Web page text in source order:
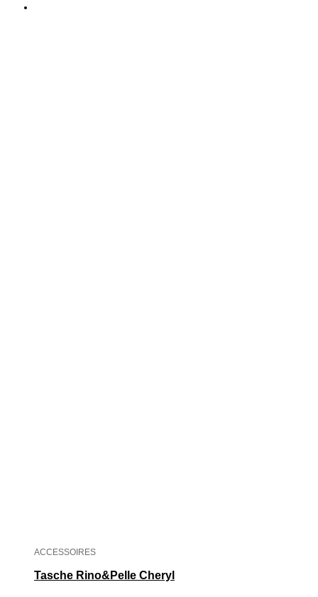
ACCESSOIRES
Tasche Rino&Pelle Cheryl